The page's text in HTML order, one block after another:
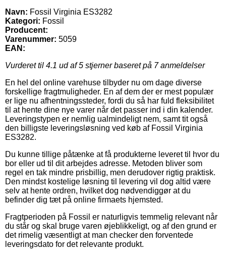
Navn: Fossil Virginia ES3282
Kategori: Fossil
Producent:
Varenummer: 5059
EAN:
Vurderet til 4.1 ud af 5 stjerner baseret på 7anmeldelser
En hel del online varehuse tilbyder nu om dage diverse
forskellige fragtmuligheder. En af dem der er mest populær
er lige nu afhentningssteder, fordi du så har fuld fleksibilitet
til at hente dine nye varer når det passer ind i din kalender.
Leveringstypen er nemlig ualmindeligt nem, samt tit også
den billigste leveringsløsning ved køb af Fossil Virginia
ES3282.
Du kunne tillige påtænke at få produkterne leveret til hvor du
bor eller ud til dit arbejdes adresse. Metoden bliver som
regel en tak mindre prisbillig, men derudover rigtig praktisk.
Den mindst kostelige løsning til levering vil dog altid være
selv at hente ordren, hvilket dog nødvendiggør at du
befinder dig tæt på online firmaets hjemsted.
Fragtperioden på Fossil er naturligvis temmelig relevant når
du står og skal bruge varen øjeblikkeligt, og af den grund er
det rimelig væsentligt at man checker den forventede
leveringsdato for det relevante produkt.